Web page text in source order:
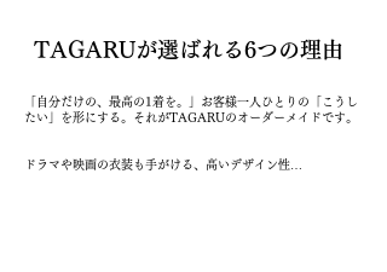
TAGARUが選ばれる6つの理由
「自分だけの、最高の1着を。」お客様一人ひとりの「こうし
たい」を形にする。それがTAGARUのオーダーメイドです。
ドラマや映画の衣装も手がける、高いデザイン性